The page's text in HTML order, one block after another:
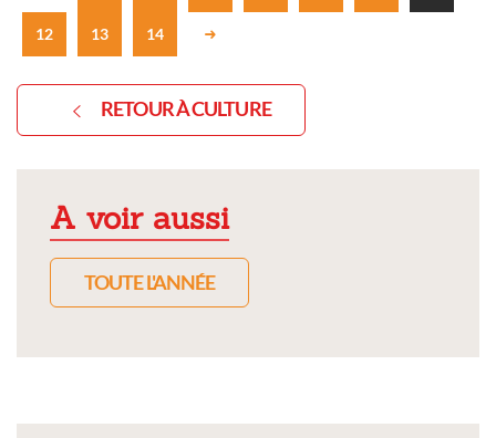
12 13 14
RETOUR À CULTURE
A voir aussi
TOUTE L'ANNÉE